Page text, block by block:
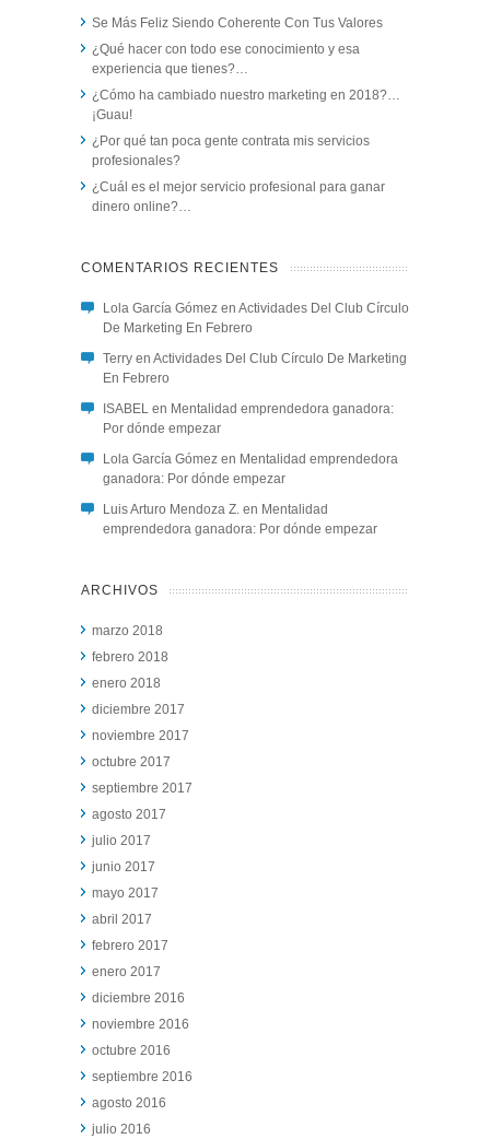
Se Más Feliz Siendo Coherente Con Tus Valores
¿Qué hacer con todo ese conocimiento y esa
experiencia que tienes?…
¿Cómo ha cambiado nuestro marketing en 2018?…
¡Guau!
¿Por qué tan poca gente contrata mis servicios
profesionales?
¿Cuál es el mejor servicio profesional para ganar
dinero online?…
COMENTARIOS RECIENTES
Lola García Gómez en Actividades Del Club Círculo
De Marketing En Febrero
Terry en Actividades Del Club Círculo De Marketing
En Febrero
ISABEL en Mentalidad emprendedora ganadora:
Por dónde empezar
Lola García Gómez en Mentalidad emprendedora
ganadora: Por dónde empezar
Luis Arturo Mendoza Z. en Mentalidad
emprendedora ganadora: Por dónde empezar
ARCHIVOS
marzo 2018
febrero 2018
enero 2018
diciembre 2017
noviembre 2017
octubre 2017
septiembre 2017
agosto 2017
julio 2017
junio 2017
mayo 2017
abril 2017
febrero 2017
enero 2017
diciembre 2016
noviembre 2016
octubre 2016
septiembre 2016
agosto 2016
julio 2016